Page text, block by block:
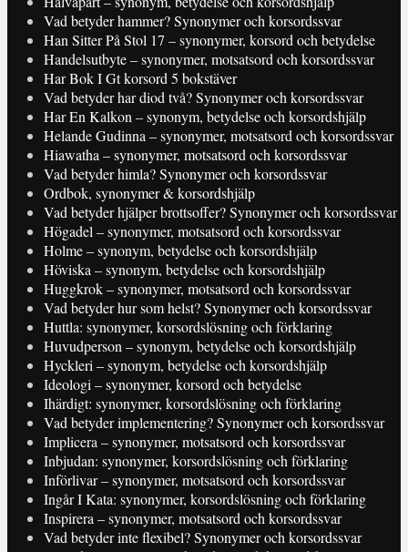
Vad betyder hammer? Synonymer och korsordssvar
Han Sitter På Stol 17 – synonymer, korsord och betydelse
Handelsutbyte – synonymer, motsatsord och korsordssvar
Har Bok I Gt korsord 5 bokstäver
Vad betyder har diod två? Synonymer och korsordssvar
Har En Kalkon – synonym, betydelse och korsordshjälp
Helande Gudinna – synonymer, motsatsord och korsordssvar
Hiawatha – synonymer, motsatsord och korsordssvar
Vad betyder himla? Synonymer och korsordssvar
Ordbok, synonymer & korsordshjälp
Vad betyder hjälper brottsoffer? Synonymer och korsordssvar
Högadel – synonymer, motsatsord och korsordssvar
Holme – synonym, betydelse och korsordshjälp
Höviska – synonym, betydelse och korsordshjälp
Huggkrok – synonymer, motsatsord och korsordssvar
Vad betyder hur som helst? Synonymer och korsordssvar
Huttla: synonymer, korsordslösning och förklaring
Huvudperson – synonym, betydelse och korsordshjälp
Hyckleri – synonym, betydelse och korsordshjälp
Ideologi – synonymer, korsord och betydelse
Ihärdigt: synonymer, korsordslösning och förklaring
Vad betyder implementering? Synonymer och korsordssvar
Implicera – synonymer, motsatsord och korsordssvar
Inbjudan: synonymer, korsordslösning och förklaring
Införlivar – synonymer, motsatsord och korsordssvar
Ingår I Kata: synonymer, korsordslösning och förklaring
Inspirera – synonymer, motsatsord och korsordssvar
Vad betyder inte flexibel? Synonymer och korsordssvar